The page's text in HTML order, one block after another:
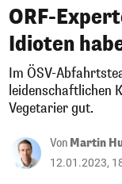
ORF-
Idioten
Im ÖSV-
leidenschaftlichen
Vegetarier gut.
Von Martin
12.01.2023,